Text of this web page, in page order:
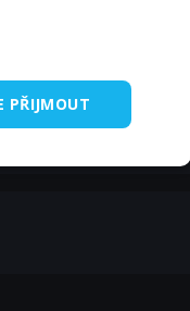
vesmírem.
PŘIJMOUT